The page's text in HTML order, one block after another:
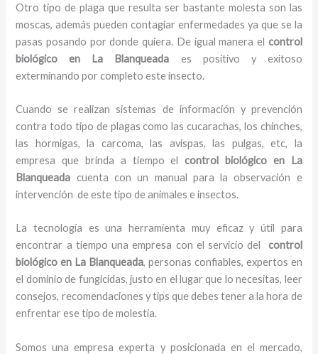
Otro tipo de plaga que resulta ser bastante molesta son las
moscas, además pueden contagiar enfermedades ya que se la
pasas posando por donde quiera. De igual manera el control
biológico en La Blanqueada es positivo y exitoso
exterminando por completo este insecto.
Cuando se realizan sistemas de información y prevención
contra todo tipo de plagas como las cucarachas, los chinches,
las hormigas, la carcoma, las avispas, las pulgas, etc, la
empresa que brinda a tiempo elcontrol biológico en La
Blanqueada cuenta con un manual para la observación e
intervención de este tipo de animales e insectos.
La tecnología es una herramienta muy eficaz y útil para
encontrar a tiempo una empresa con el servicio del control
biológico en La Blanqueada, personas confiables, expertos en
el dominio de fungicidas, justo en el lugar que lo necesitas, leer
consejos, recomendaciones y tips que debes tener a la hora de
enfrentar ese tipo de molestia.
Somos una empresa experta y posicionada en el mercado,